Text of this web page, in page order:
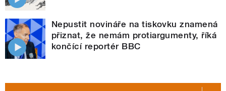
Nepustit novináře na tiskovku znamená
přiznat, že nemám protiargumenty, říká
končící reportér BBC